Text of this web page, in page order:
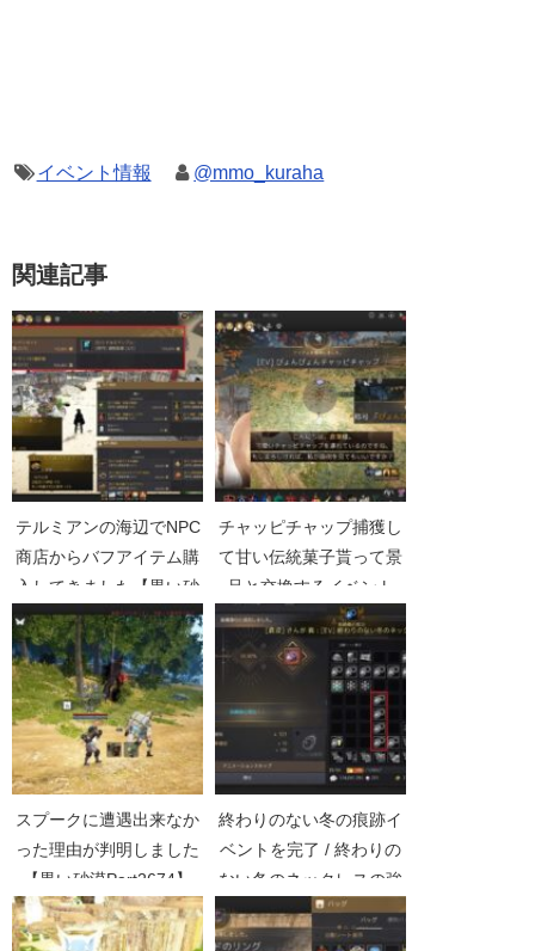
イベント情報 @mmo_kuraha
関連記事
テルミアンの海辺でNPC
商店からバフアイテム購
入してきました【黒い砂
漠Part5353】
チャッピチャップ捕獲し
て甘い伝統菓子貰って景
品と交換するイベント
【黒い砂漠Part3663】
スプークに遭遇出来なか
った理由が判明しました
【黒い砂漠Part2674】
終わりのない冬の痕跡イ
ベントを完了 / 終わりの
ない冬のネックレスの強
化方法【黒い砂漠
Part2866】